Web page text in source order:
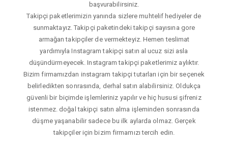
başvurabilirsiniz.
Takipçi paketlerimizin yanında sizlere muhtelif hediyeler de
sunmaktayız. Takipçi paketindeki takipçi sayısına gore
armağan takipçiler de vermekteyiz. Hemen teslimat
yardımıyla Instagram takipçi satın al ucuz sizi asla
düşündürmeyecek. Instagram takipçi paketlerimiz aylıktır.
Bizim firmamızdan instagram takipçi tutarları için bir seçenek
belirledikten sonrasında, derhal satın alabilirsiniz. Oldukça
güvenli bir biçimde işlemleriniz yapılır ve hiç hususi şifreniz
istenmez. doğal takipçi satın alma işleminden sonrasında
düşme yaşanabilir sadece bu ilk aylarda olmaz. Gerçek
takipçiler için bizim firmamızı tercih edin.